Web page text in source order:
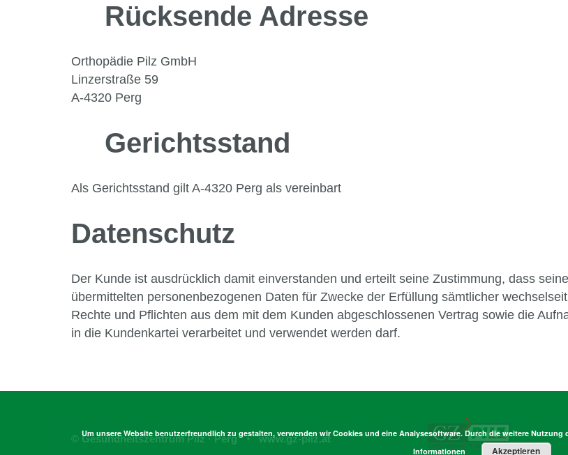
Rücksende Adresse
Orthopädie Pilz GmbH
Linzerstraße 59
A-4320 Perg
Gerichtsstand
Als Gerichtsstand gilt A-4320 Perg als vereinbart
Datenschutz
Der Kunde ist ausdrücklich damit einverstanden und erteilt seine Zustimmung, dass seine
übermittelten personenbezogenen Daten für Zwecke der Erfüllung sämtlicher
Rechte und Pflichten aus dem mit dem Kunden abgeschlossenen Vertrag sowie die
in die Kundenkartei verarbeitet und verwendet werden darf.
© Gesundheitszentrum Pilz · Perg www.gz-pilz.at
Um unsere Website benutzerfreundlich zu gestalten, verwenden wir Cookies und eine Analysesoftware. Durch die weitere
Informationen
Akzeptieren